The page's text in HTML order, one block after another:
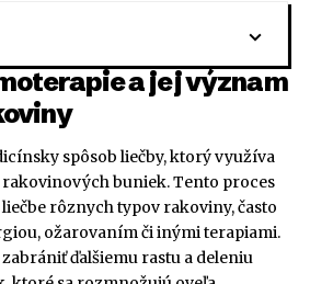
a jej význam
spôsob liečby, ktorý využíva
buniek. Tento proces
rôznych typov rakoviny, často
ožarovaním či inými terapiami.
ďalšiemu rastu a deleniu